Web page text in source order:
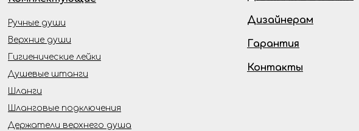
Ручные души
Верхние души
Гигиенические лейки
Шланги
Дизайнерам
Гарантия
Контакты
Шланговые подключения
Держатели верхнего душа
Душевые штанги